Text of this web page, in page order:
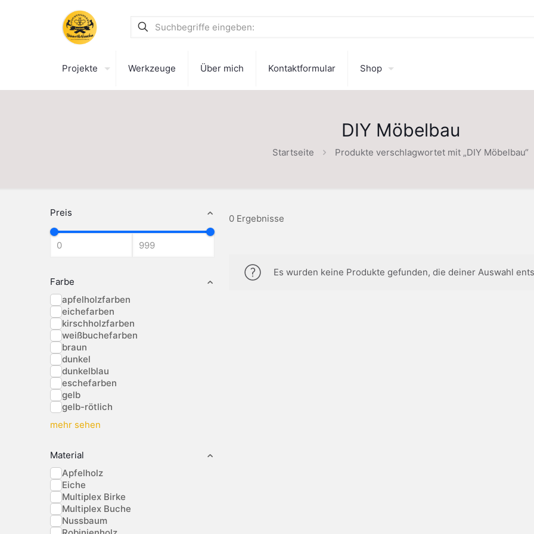
Projekte Werkzeuge Über mich Kontaktformular Shop
DIY Möbelbau
Startseite Produkte verschlagwortet mit „DIY Möbelbau“
Preis
Farbe
apfelholzfarben
eichefarben
kirschholzfarben
weißbuchefarben
braun
dunkel
dunkelblau
eschefarben
gelb
gelb-rötlich
mehr sehen
Material
Apfelholz
Eiche
Multiplex Birke
Multiplex Buche
Nussbaum
0 Ergebnisse
Es wurden keine Produkte gefunden, die deiner Auswahl